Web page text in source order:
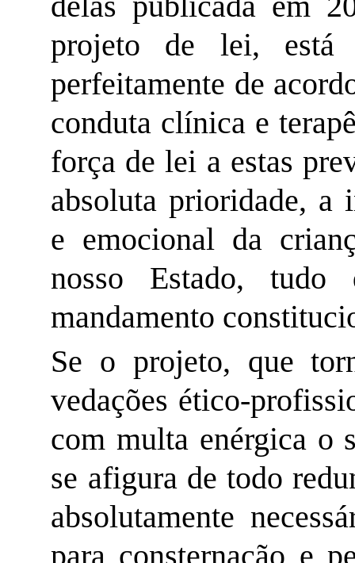
projeto de lei, está
perfeitamente de
conduta clínica e
força de lei a estas
absoluta prioridade, a
e emocional da
nosso Estado, tudo
mandamento
Se o projeto, que
vedações ético-
com multa enérgica o
se afigura de todo
absolutamente
para consternação e